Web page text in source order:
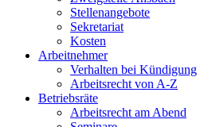
Stellenangebote
Sekretariat
Kosten
Arbeitnehmer
Verhalten bei Kündigung
Arbeitsrecht von A-Z
Betriebsräte
Arbeitsrecht am Abend